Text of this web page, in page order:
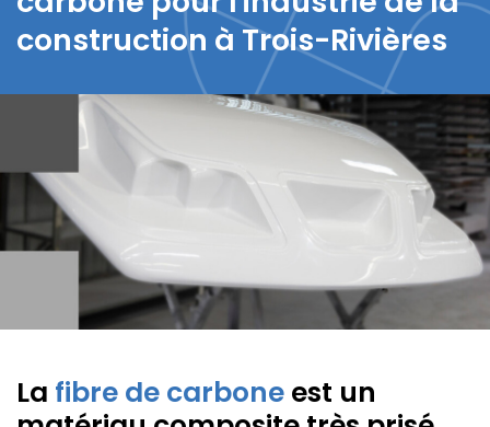
construction à Trois-Rivières
La fibre de carbone est un